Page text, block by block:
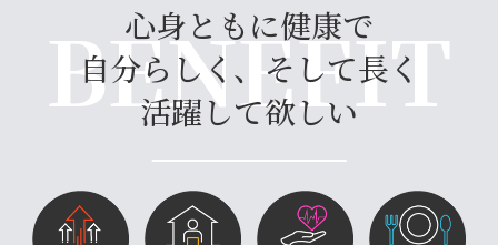
心身ともに健康で
自分らしく、そして長く
活躍して欲しい